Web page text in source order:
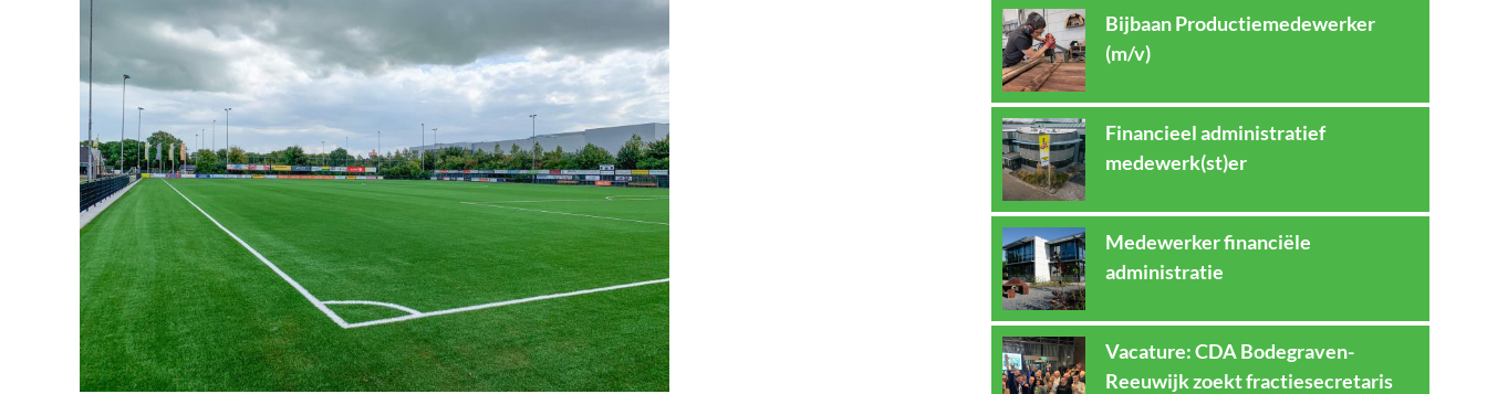
Bijbaan Productiemedewerker
(m/v)
Financieel administratief
medewerk(st)er
Medewerker financiële
administratie
Vacature: CDA Bodegraven-
Reeuwijk zoekt fractiesecretaris